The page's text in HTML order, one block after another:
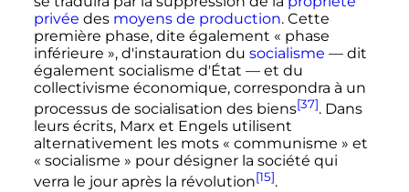
privée des moyens de production. Cette
première phase, dite également « phase
inférieure », d'instauration du socialisme — dit
également socialisme d'État — et du
collectivisme économique, correspondra à un
processus de socialisation des biens[37]. Dans
leurs écrits, Marx et Engels utilisent
alternativement les mots « communisme » et
« socialisme » pour désigner la société qui
verra le jour après la révolution[15].